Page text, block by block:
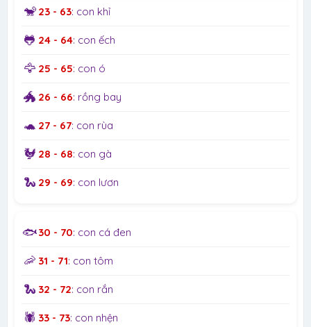
🐒 23 - 63: con khỉ
🐸 24 - 64: con ếch
🦅 25 - 65: con ó
🐲 26 - 66: rồng bay
🐢 27 - 67: con rùa
🐓 28 - 68: con gà
🐍 29 - 69: con lươn
🐟30 - 70: con cá đen
🦐 31 - 71: con tôm
🐍 32 - 72: con rắn
🕷️ 33 - 73: con nhện